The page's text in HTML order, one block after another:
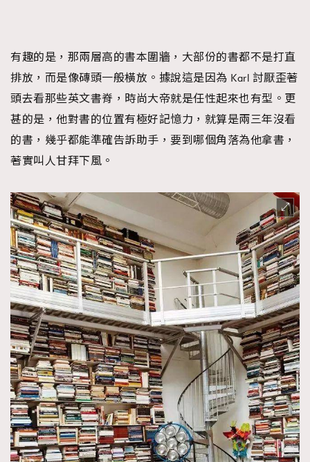
有趣的是，那兩層高的書本圍牆，大部份的書都不是打直
排放，而是像磚頭一般橫放。據說這是因為 Karl 討厭歪著
頭去看那些英文書脊，時尚大帝就是任性起來也有型。更
甚的是，他對書的位置有極好記憶力，就算是兩三年沒看
的書，幾乎都能準確告訴助手，要到哪個角落為他拿書，
著實叫人甘拜下風。